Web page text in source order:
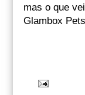
mas o que
Glambox